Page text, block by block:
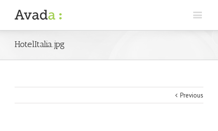
HotelItalia.jpg
Previous